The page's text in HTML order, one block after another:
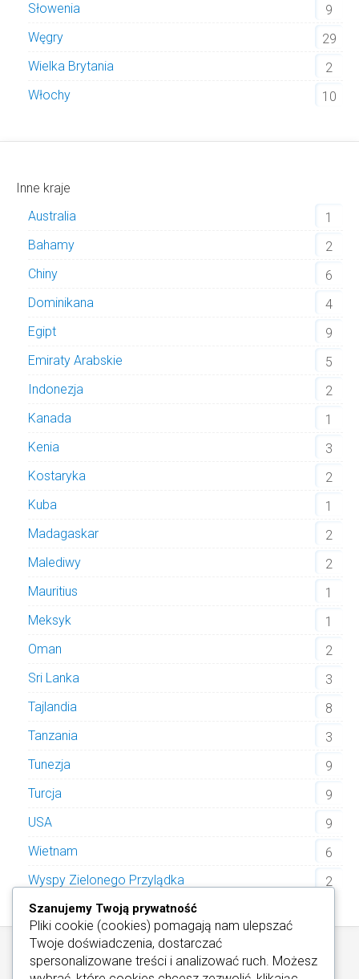
Słowenia
9
Węgry
29
Wielka Brytania
2
Włochy
10
Inne kraje
Australia
1
Bahamy
2
Chiny
6
Dominikana
4
Egipt
9
Emiraty Arabskie
5
Indonezja
2
Kanada
1
Kenia
3
Kostaryka
2
Kuba
1
Madagaskar
2
Malediwy
2
Mauritius
1
Meksyk
1
Oman
2
Sri Lanka
3
Tajlandia
8
Tanzania
3
Tunezja
9
Turcja
9
USA
9
Wietnam
6
Wyspy Zielonego Przylądka
2
Szanujemy Twoją prywatność
Pliki cookie (cookies) pomagają nam ulepszać
Twoje doświadczenia, dostarczać
spersonalizowane treści i analizować ruch. Możesz